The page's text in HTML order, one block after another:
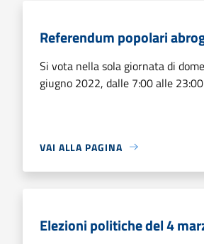
Referendum popolari
Si vota nella sola giornata di
giugno 2022, dalle 7:00 alle 23:00
VAI ALLA PAGINA
Elezioni politiche del 4